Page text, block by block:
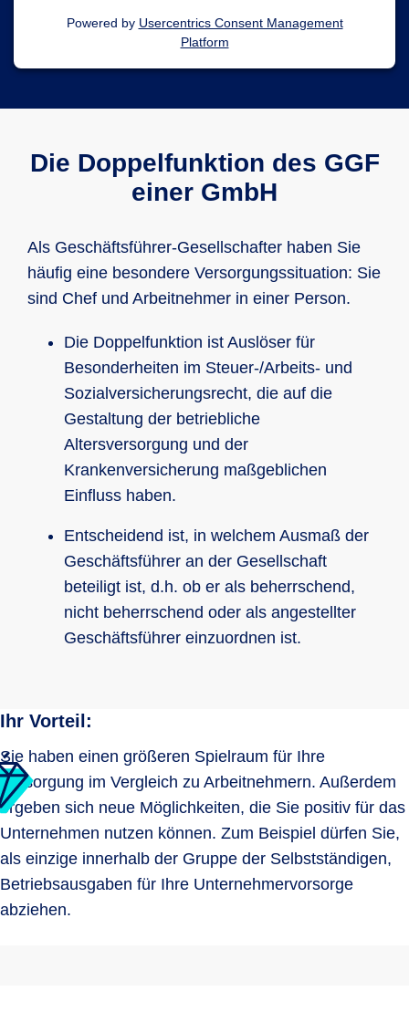
Powered by Usercentrics Consent Management
Platform
Die Doppelfunktion des GGF
einer GmbH
Als Geschäftsführer-Gesellschafter haben Sie
häufig eine besondere Versorgungssituation: Sie
sind Chef und Arbeitnehmer in einer Person.
Die Doppelfunktion ist Auslöser für
Besonderheiten im Steuer-/Arbeits- und
Sozialversicherungsrecht, die auf die
Gestaltung der betriebliche
Altersversorgung und der
Krankenversicherung maßgeblichen
Einfluss haben.
Entscheidend ist, in welchem Ausmaß der
Geschäftsführer an der Gesellschaft
beteiligt ist, d.h. ob er als beherrschend,
nicht beherrschend oder als angestellter
Geschäftsführer einzuordnen ist.
Ihr Vorteil:
Sie haben einen größeren Spielraum für Ihre
Versorgung im Vergleich zu Arbeitnehmern. Außerdem
ergeben sich neue Möglichkeiten, die Sie positiv für das
Unternehmen nutzen können. Zum Beispiel dürfen Sie,
als einzige innerhalb der Gruppe der Selbstständigen,
Betriebsausgaben für Ihre Unternehmervorsorge
abziehen.